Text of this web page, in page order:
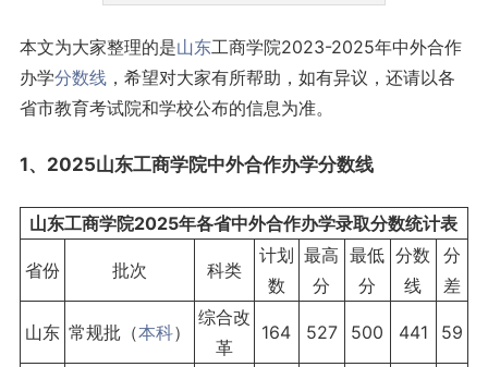
本文为大家整理的是山东工商学院2023-2025年中外合作
办学分数线，希望对大家有所帮助，如有异议，还请以各
省市教育考试院和学校公布的信息为准。
1、2025山东工商学院中外合作办学分数线
山东工商学院2025年各省中外合作办学录取分数统计表
省份 批次 科类
计划
数
最高
分
最低
分
分数
线
分
差
山东 常规批（本科）
综合改
革
164 527 500 441 59